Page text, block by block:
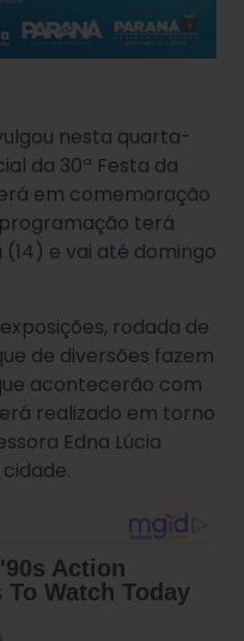
nesta quarta-
da 30ª Festa da
em comemoração
terá
e vai até domingo
rodada de
de diversões fazem
acontecerão com
realizado em torno
Edna Lúcia